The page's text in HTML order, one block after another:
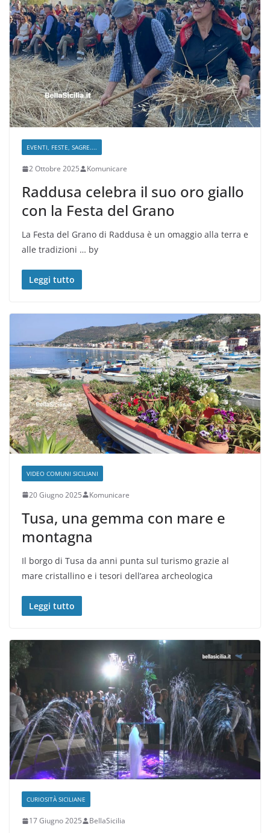
EVENTI, FESTE, SAGRE....
2 Ottobre 2025 Komunicare
Raddusa celebra il suo oro giallo
con la Festa del Grano
La Festa del Grano di Raddusa è un omaggio alla terra e
alle tradizioni … by
Leggi tutto
VIDEO COMUNI SICILIANI
20 Giugno 2025 Komunicare
Tusa, una gemma con mare e
montagna
Il borgo di Tusa da anni punta sul turismo grazie al
mare cristallino e i tesori dell’area archeologica
Leggi tutto
CURIOSITÀ SICILIANE
17 Giugno 2025 BellaSicilia